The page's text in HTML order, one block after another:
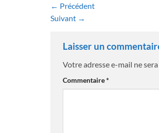
← Précédent
Suivant →
Laisser un
Votre adresse e-mail ne
Commentaire*